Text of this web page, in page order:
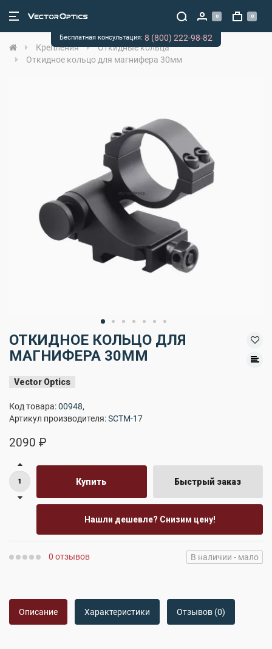
0 0
Крепления
Откидные кольца
Откидное кольцо для магнифера 30мм
ОТКИДНОЕ КОЛЬЦО ДЛЯ
МАГНИФЕРА 30ММ
Vector Optics
Код товара:00948,
Артикул производителя:SCTM-17
2090 ₽
Купить Быстрый заказ
Нашли дешевле? Снизим цену!
0 отзывов В наличии - мало
Описание Характеристики Отзывов (0)
Бесплатная консультация: 8 (800) 222-98-82